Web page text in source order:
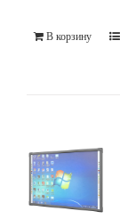
В корзину